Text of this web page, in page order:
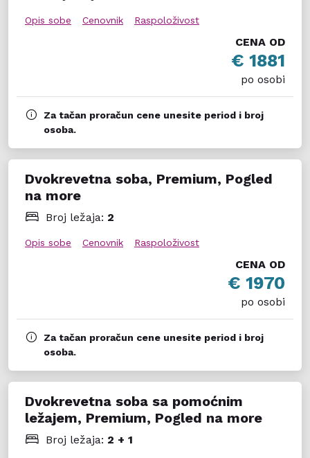
Opis sobe Cenovnik Raspoloživost
CENA OD
€ 1881
po osobi
Za tačan proračun cene unesite period i broj
osoba.
Dvokrevetna soba, Premium, Pogled
na more
Broj ležaja: 2
Opis sobe Cenovnik Raspoloživost
CENA OD
€ 1970
po osobi
Za tačan proračun cene unesite period i broj
osoba.
Dvokrevetna soba sa pomoćnim
ležajem, Premium, Pogled na more
Broj ležaja: 2 + 1